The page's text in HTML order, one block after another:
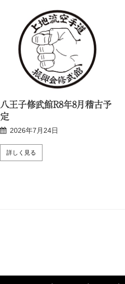
八王子修武館R8年8月稽古予
定
2026年7月24日
詳しく見る